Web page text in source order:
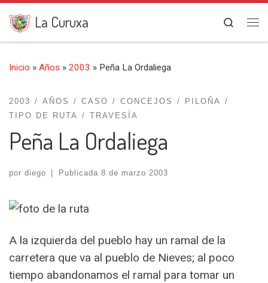
Saltar al contenido
La Curuxa
Search
Inicio » Años » 2003 » Peña La Ordaliega
2003 AÑOS CASO CONCEJOS
PILOÑA
TIPO DE RUTA
TRAVESÍA
Peña La Ordaliega
por diego Publicada 8 de marzo 2003
A la izquierda del pueblo hay un ramal de la
carretera que va al pueblo de Nieves; al poco
tiempo abandonamos el ramal para tomar un